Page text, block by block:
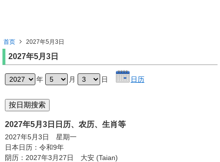
首页 2027年5月3日
2027年5月3日
年 月 日 日历
2027年5月3日日历、农历、生肖等
2027年5月3日 星期一
日本日历：令和9年
阴历：2027年3月27日 大安 (Taian)